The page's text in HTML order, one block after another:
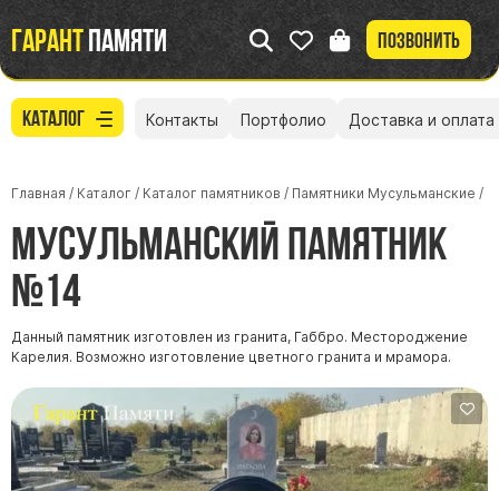
Гарантпамяти Позвонить
Каталог Контакты Портфолио Доставка и оплата
Главная / Каталог / Каталог памятников / Памятники Мусульманские /
Мусульманский памятник
№14
Данный памятник изготовлен из гранита, Габбро. Местороджение
Карелия. Возможно изготовление цветного гранита и мрамора.